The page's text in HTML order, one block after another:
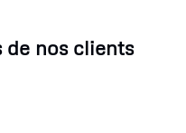
de nos clients